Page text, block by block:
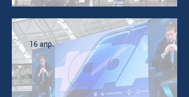
16 апр.